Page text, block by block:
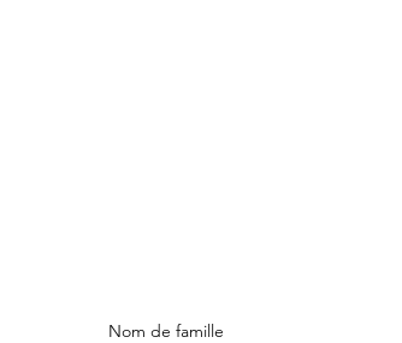
Nom de famille